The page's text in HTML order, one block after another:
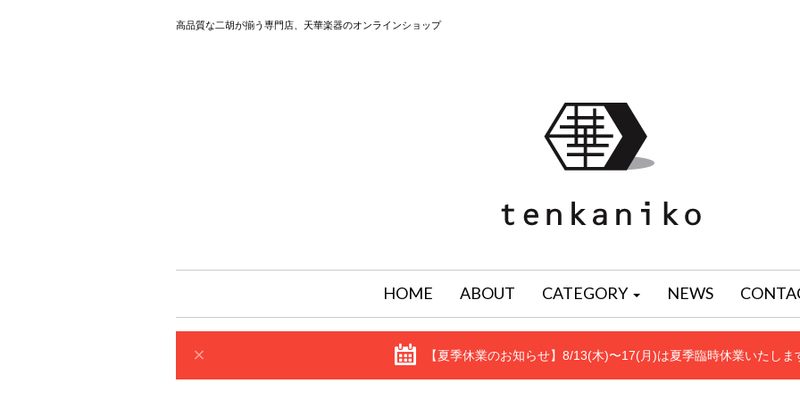
高品質な二胡が揃う専門店、天華楽器のオンラインショップ
HOME ABOUT CATEGORY NEWS
【夏季休業のお知らせ】8/13(木)〜17(月)は夏季臨時休業いたしま